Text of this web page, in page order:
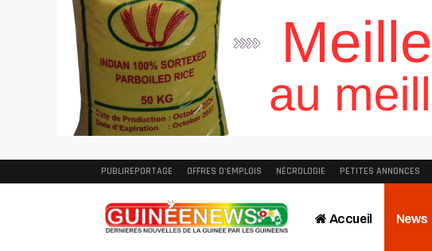
PUBLIREPORTAGE OFFRES D’EMPLOIS NÉCROLOGIE PETITES ANNONCES
Accueil News